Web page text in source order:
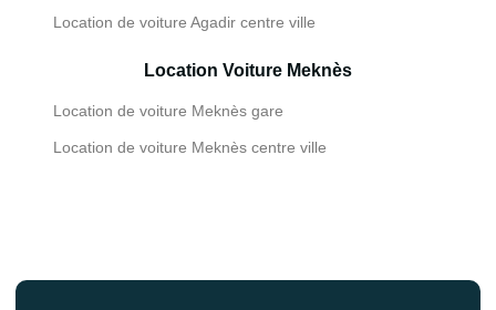
Location de voiture Agadir centre ville
Location Voiture Meknès
Location de voiture Meknès gare
Location de voiture Meknès centre ville